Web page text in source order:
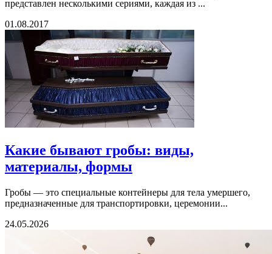
представлен несколькими сериями, каждая из ...
01.08.2017
Какие бывают гробы: виды,
материалы, формы
Гробы — это специальные контейнеры для тела умершего,
предназначенные для транспортировки, церемонии...
24.05.2026